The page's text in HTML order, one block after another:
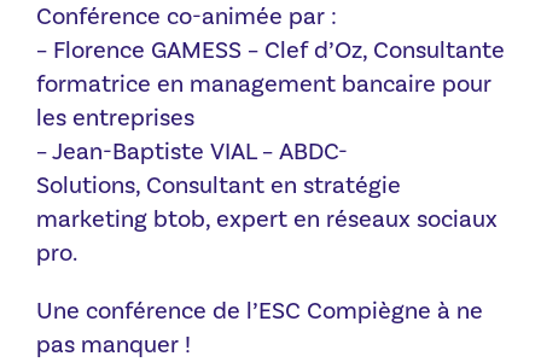
Conférence co-animée par :
– Florence GAMESS – Clef d’Oz, Consultante
formatrice en management bancaire pour
les entreprises
– Jean-Baptiste VIAL – ABDC-
Solutions, Consultant en stratégie
marketing btob, expert en réseaux sociaux
pro.
Une conférence de l’ESC Compiègne à ne
pas manquer !